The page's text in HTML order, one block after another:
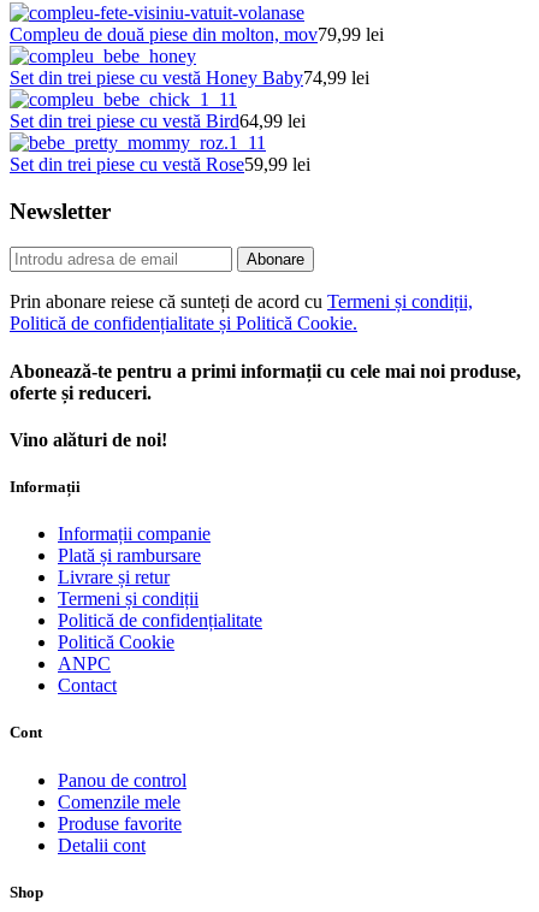
Compleu de două piese din molton, mov79,99 lei
Set din trei piese cu vestă Honey Baby74,99 lei
Set din trei piese cu vestă Bird64,99 lei
Set din trei piese cu vestă Rose59,99 lei
Newsletter
Abonare
Prin abonare reiese că sunteți de acord cu Termeni și condiții,
Politică de confidențialitate și Politică Cookie.
Abonează-te pentru a primi informații cu cele mai noi produse,
oferte și reduceri.
Vino alături de noi!
Informații
Informații companie
Plată și rambursare
Livrare și retur
Termeni și condiții
Politică de confidențialitate
Politică Cookie
ANPC
Contact
Cont
Panou de control
Comenzile mele
Produse favorite
Detalii cont
Shop